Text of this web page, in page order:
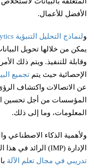
الأفضل للأعمال.
ولنماذج التحليل التنبؤية Predictive Analytics
يمكن من خلالها تحويل
وقابلة للتنفيذ. ويتم ذلك
الإحصائية حيث يتم تجميع
عن الاتصالات واكتشاف
المؤسسات من أجل تحسين
المعلومات، وما إلى ذلك.
ولأهمية الذكاء الاصطناعي
الإدارة (IMP) الرائد في هذا المجال في العالم العربي
تدريبي في مجال تعلم الآلة